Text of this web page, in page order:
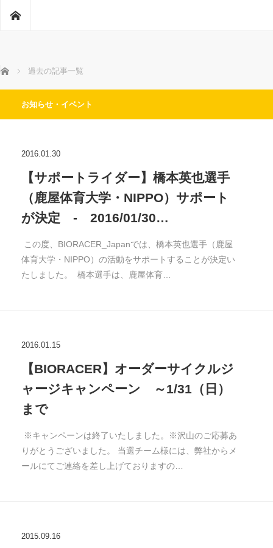
ホーム 過去の記事一覧
お知らせ・イベント
2016.01.30
【サポートライダー】橋本英也選手
（鹿屋体育大学・NIPPO）サポート
が決定 - 2016/01/30…
この度、BIORACER_Japanでは、橋本英也選手（鹿屋
体育大学・NIPPO）の活動をサポートすることが決定い
たしました。 橋本選手は、鹿屋体育…
2016.01.15
【BIORACER】オーダーサイクルジ
ャージキャンペーン ～1/31（日）
まで
※キャンペーンは終了いたしました。※沢山のご応募あ
りがとうございました。 当選チーム様には、弊社からメ
ールにてご連絡を差し上げておりますの…
2015.09.16